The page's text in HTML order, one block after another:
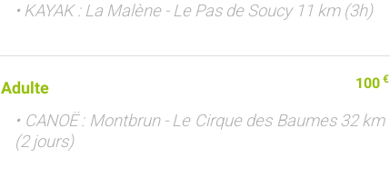
• KAYAK : La Malène - Le Pas de Soucy 11 km (3h)
Adulte 100 €
• CANOË : Montbrun - Le Cirque des Baumes 32 km
(2 jours)